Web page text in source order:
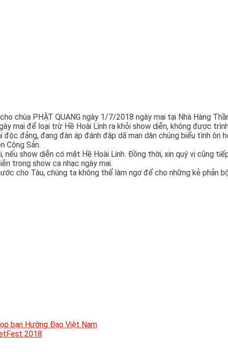
chùa PHẬT QUANG ngày 1/7/2018 ngày mai tại Nhà Hàng
mai để loại trừ Hề Hoài Linh ra khỏi show diễn, không được
đảng, đang đàn áp đánh đập dã man dân chúng biểu tình ôn
Cộng Sản.
show diễn có mặt Hề Hoài Linh. Đồng thời, xin quý vị cũng
trong show ca nhạc ngày mai.
cho Tàu, chúng ta không thể làm ngơ để cho những kẻ phản
bạn Hướng Đạo Việt Nam
2018